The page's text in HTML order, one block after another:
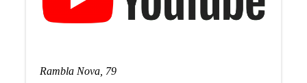
Rambla Nova, 79